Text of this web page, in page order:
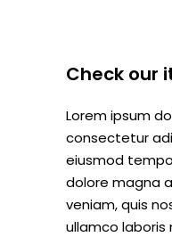
Check our
Lorem ipsum
consectetur
eiusmod
dolore magna
veniam, quis
ullamco laboris